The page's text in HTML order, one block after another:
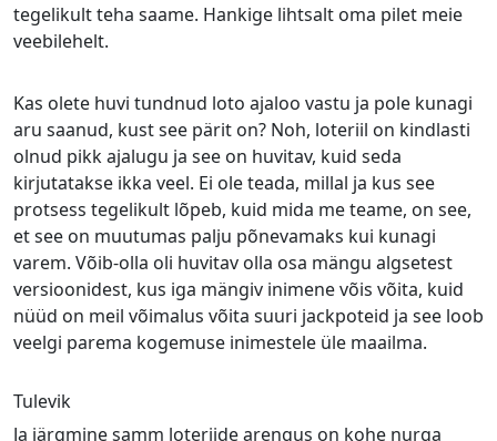
tegelikult teha saame. Hankige lihtsalt oma pilet meie
veebilehelt.
Kas olete huvi tundnud loto ajaloo vastu ja pole kunagi
aru saanud, kust see pärit on? Noh, loteriil on kindlasti
olnud pikk ajalugu ja see on huvitav, kuid seda
kirjutatakse ikka veel. Ei ole teada, millal ja kus see
protsess tegelikult lõpeb, kuid mida me teame, on see,
et see on muutumas palju põnevamaks kui kunagi
varem. Võib-olla oli huvitav olla osa mängu algsetest
versioonidest, kus iga mängiv inimene võis võita, kuid
nüüd on meil võimalus võita suuri jackpoteid ja see loob
veelgi parema kogemuse inimestele üle maailma.
Tulevik
Ja järgmine samm loteriide arengus on kohe nurga